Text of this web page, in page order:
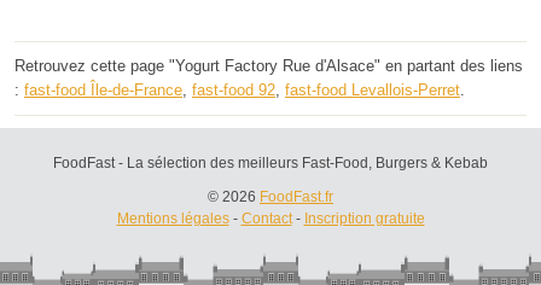
Retrouvez cette page "Yogurt Factory Rue d'Alsace" en partant des liens
: fast-food Île-de-France fast-food 92 fast-food Levallois-Perret
FoodFast - La sélection des meilleurs Fast-Food, Burgers & Kebab
© 2026 FoodFast.fr
Mentions légales- Contact- Inscription gratuite